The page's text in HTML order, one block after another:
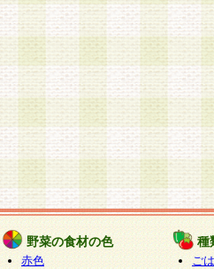
野菜の食材の色
赤色
種
ご